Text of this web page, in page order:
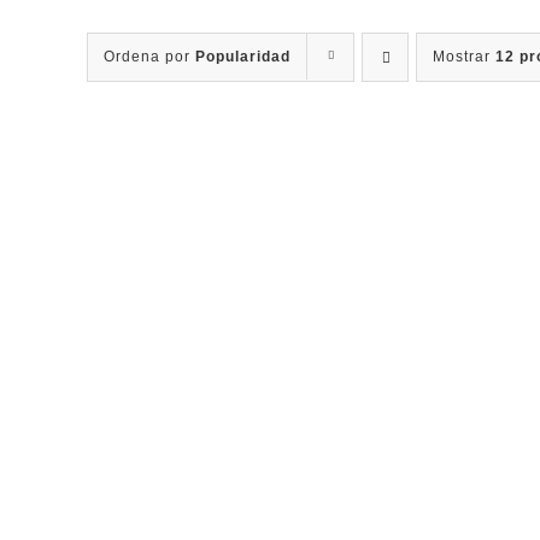
Ordena por Popularidad Mostrar 12